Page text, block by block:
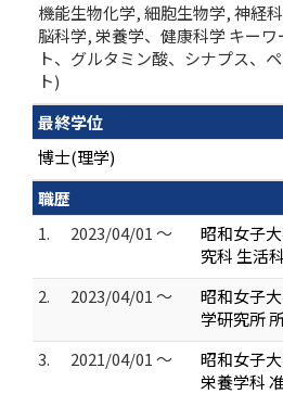
機能生物化学, 細胞生物学, 神経
脳科学, 栄養学、健康科学 キー
ト、グルタミン酸、シナプス、
ト)
最終学位
博士(理学)
職歴
1.
2023/04/01 ～
昭和女子
究科 生活
2.
2023/04/01 ～
昭和女子
学研究所
3.
2021/04/01 ～
昭和女子
栄養学科